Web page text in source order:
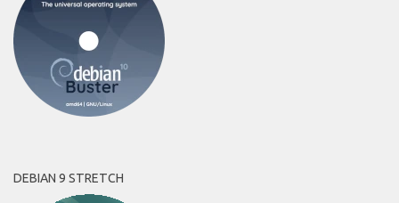
DEBIAN 9 STRETCH